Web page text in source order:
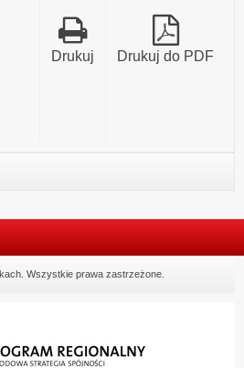
Drukuj do PDF
Drukuj
Wszystkie prawa zastrzeżone.